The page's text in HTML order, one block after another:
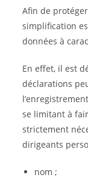
Afin de
simplification
données à
En effet, il est
déclarations
se limitant à
strictement
dirigeants
nom ;